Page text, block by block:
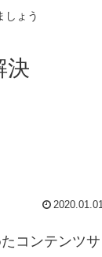
しょう
決
2020.01.01
コンテンツサ